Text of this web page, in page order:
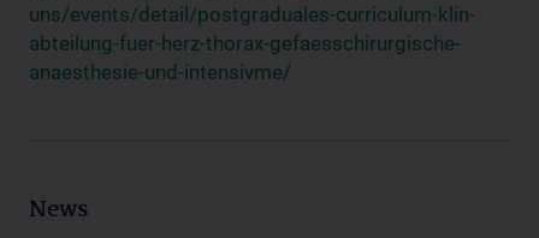
uns/events/detail/postgraduales-curriculum-klin-
abteilung-fuer-herz-thorax-gefaesschirurgische-
anaesthesie-und-intensivme/
News